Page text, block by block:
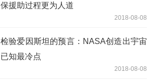
保援助过程更为人道
2018-08-08
检验爱因斯坦的预言：NASA创造出宇宙
已知最冷点
2018-08-08